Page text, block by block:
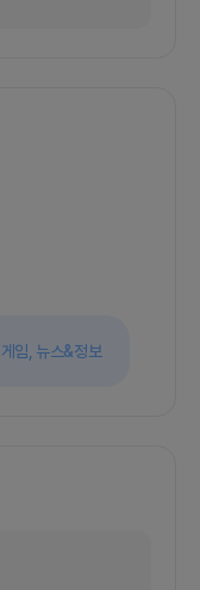
게임, 뉴스&정보